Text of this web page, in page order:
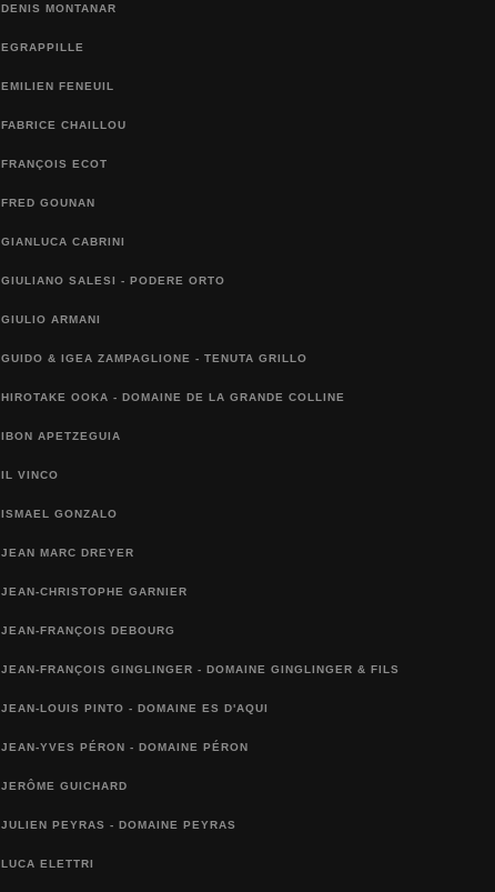
DENIS MONTANAR
EGRAPPILLE
EMILIEN FENEUIL
FABRICE CHAILLOU
FRANÇOIS ECOT
FRED GOUNAN
GIANLUCA CABRINI
GIULIANO SALESI - PODERE ORTO
GIULIO ARMANI
GUIDO & IGEA ZAMPAGLIONE - TENUTA GRILLO
HIROTAKE OOKA - DOMAINE DE LA GRANDE COLLINE
IBON APETZEGUIA
IL VINCO
ISMAEL GONZALO
JEAN MARC DREYER
JEAN-CHRISTOPHE GARNIER
JEAN-FRANÇOIS DEBOURG
JEAN-FRANÇOIS GINGLINGER - DOMAINE GINGLINGER & FILS
JEAN-LOUIS PINTO - DOMAINE ES D'AQUI
JEAN-YVES PÉRON - DOMAINE PÉRON
JERÔME GUICHARD
JULIEN PEYRAS - DOMAINE PEYRAS
LUCA ELETTRI